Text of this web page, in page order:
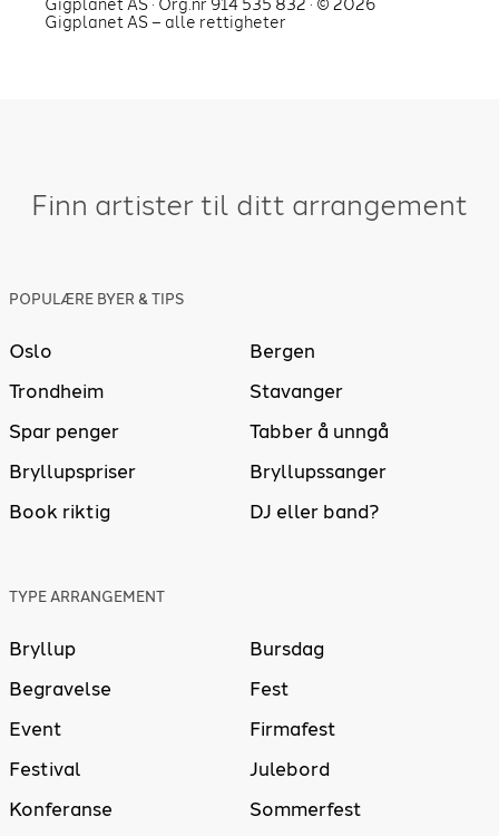
Gigplanet AS · Org.nr 914 535 832 · © 2026
Gigplanet AS – alle rettigheter
Finn artister til ditt arrangement
POPULÆRE BYER & TIPS
Oslo
Bergen
Trondheim
Stavanger
Spar penger
Tabber å unngå
Bryllupspriser
Bryllupssanger
Book riktig
DJ eller band?
TYPE ARRANGEMENT
Bryllup
Bursdag
Begravelse
Fest
Event
Firmafest
Festival
Julebord
Konferanse
Sommerfest